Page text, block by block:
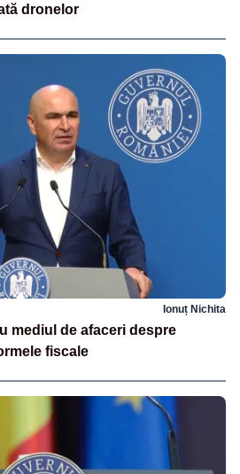
dronelor
Ionuț Nichita
mediul de afaceri despre
fiscale